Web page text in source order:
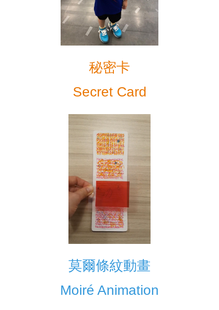
秘密卡
Secret Card
莫爾條紋動畫
Moiré Animation